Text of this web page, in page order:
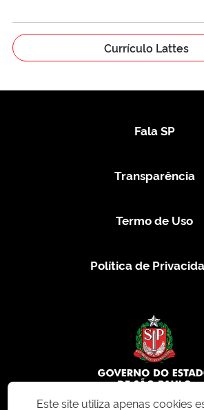
Currículo Lattes
Fala SP
Transparência
Termo de Uso
Política de
Este site utiliza apenas cookies